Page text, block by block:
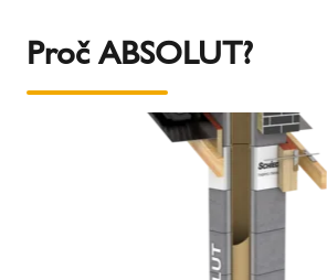
Proč ABSOLUT?